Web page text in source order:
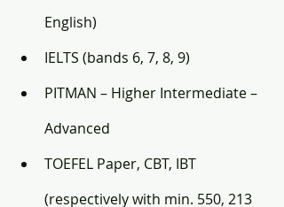
English)
IELTS (bands 6, 7, 8, 9)
PITMAN – Higher Intermediate –
Advanced
TOEFEL Paper, CBT, IBT
(respectively with min. 550, 213